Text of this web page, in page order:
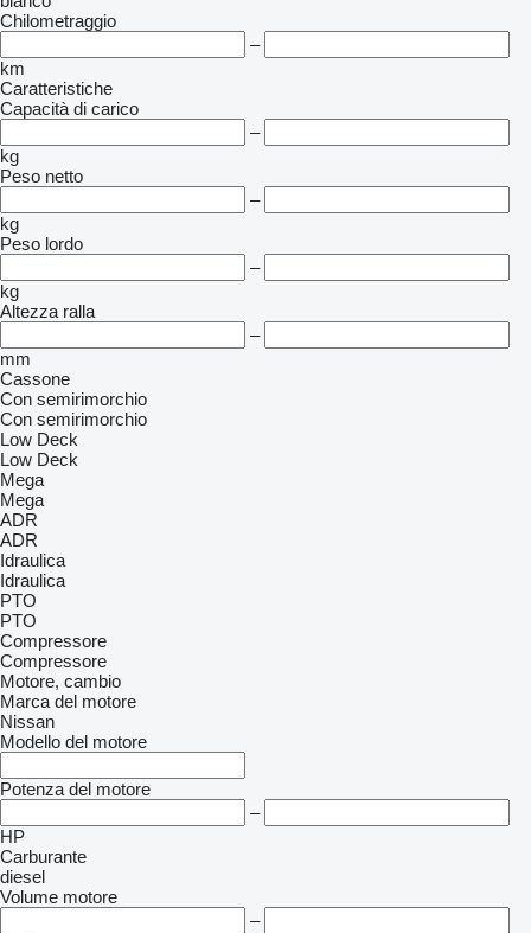
Chilometraggio
–
km
Caratteristiche
Capacità di carico
–
kg
Peso netto
–
kg
Peso lordo
–
kg
Altezza ralla
–
mm
Cassone
Con semirimorchio
Con semirimorchio
Low Deck
Low Deck
Mega
Mega
ADR
ADR
Idraulica
Idraulica
PTO
PTO
Compressore
Compressore
Motore, cambio
Marca del motore
Nissan
Modello del motore
Potenza del motore
–
HP
Carburante
diesel
Volume motore
–